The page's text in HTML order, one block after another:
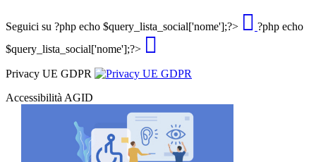
Seguici su ?php echo $query_lista_social['nome'];?>
?php echo
$query_lista_social['nome'];?>
Privacy UE GDPR
Accessibilità AGID